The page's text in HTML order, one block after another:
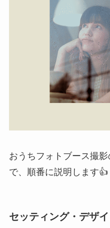
おうちフォトブース撮
で、順番に説明します👍
セッティング・デザ